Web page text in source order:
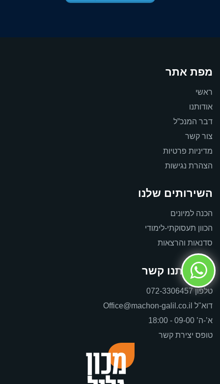
מפת אתר
ראשי
אודותנו
דבר המנכ”ל
צור קשר
מדיניות פרטיות
הצהרת נגישות
השירותים שלנו
הכנה למיונים
הכוון תעסוקתי-לימודי
סדנאות והרצאות
צרו איתנו קשר
טלפון072-3306457
דוא"ל Office@machon-galil.co.il
א’-ה’ 09-00 - 18:00
טופס יצירת קשר